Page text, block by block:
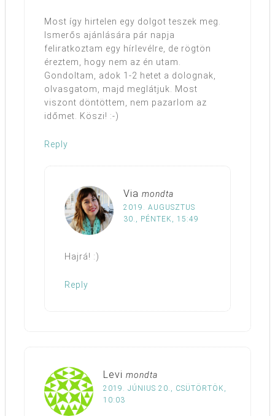
Most így hirtelen egy dolgot teszek meg.
Ismerős ajánlására pár napja
feliratkoztam egy hírlevélre, de rögtön
éreztem, hogy nem az én utam.
Gondoltam, adok 1-2 hetet a dolognak,
olvasgatom, majd meglátjuk. Most
viszont döntöttem, nem pazarlom az
időmet. Köszi! :-)
Reply
Via mondta
2019. AUGUSZTUS
30., PÉNTEK, 15:49
Hajrá! :)
Reply
Levi mondta
2019. JÚNIUS 20., CSÜTÖRTÖK,
10:03